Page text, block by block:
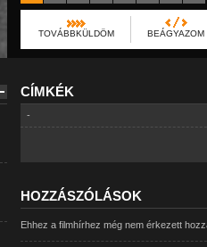
TOVÁBBKÜLDÖM BEÁGYAZOM
CÍMKÉK
-
HOZZÁSZÓLÁSOK
Ehhez a filmhírhez még nem érkezett